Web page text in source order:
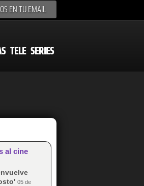
EN TU EMAIL
TELE SERIES
al cine
05 de